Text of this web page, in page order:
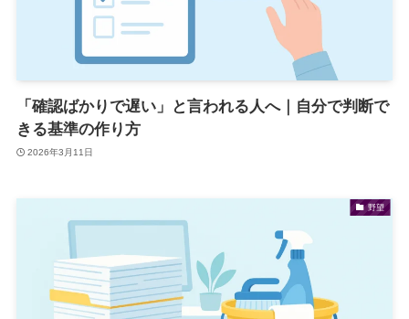
「確認ばかりで遅い」と言われる人へ｜自分で判断で
きる基準の作り方
2026年3月11日
野望